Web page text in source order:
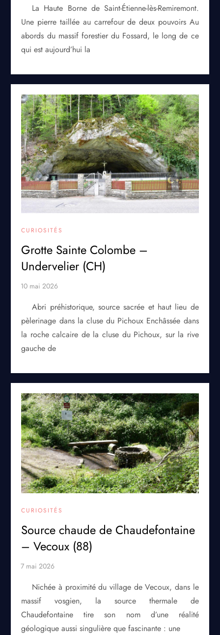
La Haute Borne de Saint-Étienne-lès-Remiremont.
Une pierre taillée au carrefour de deux pouvoirs Au
abords du massif forestier du Fossard, le long de ce
qui est aujourd’hui la
CURIOSITÉS
Grotte Sainte Colombe –
Undervelier (CH)
Abri préhistorique, source sacrée et haut lieu de
pèlerinage dans la cluse du Pichoux Enchâssée dans
la roche calcaire de la cluse du Pichoux, sur la rive
gauche de
CURIOSITÉS
Source chaude de Chaudefontaine
– Vecoux (88)
Nichée à proximité du village de Vecoux, dans le
massif vosgien, la source thermale de
Chaudefontaine tire son nom d’une réalité
géologique aussi singulière que fascinante : une